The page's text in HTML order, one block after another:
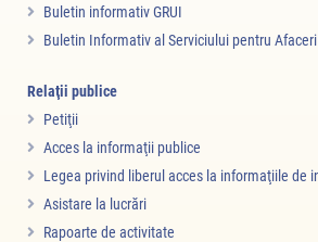
Buletin informativ GRUI
Buletin Informativ al Serviciului pentru
Relaţii publice
Petiţii
Acces la informaţii publice
Legea privind liberul acces la informaţiile de
Asistare la lucrări
Rapoarte de activitate